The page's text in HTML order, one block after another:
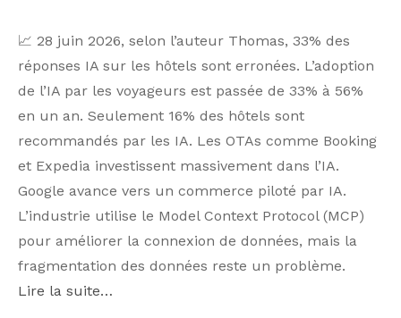
📈 28 juin 2026, selon l’auteur Thomas, 33% des
réponses IA sur les hôtels sont erronées. L’adoption
de l’IA par les voyageurs est passée de 33% à 56%
en un an. Seulement 16% des hôtels sont
recommandés par les IA. Les OTAs comme Booking
et Expedia investissent massivement dans l’IA.
Google avance vers un commerce piloté par IA.
L’industrie utilise le Model Context Protocol (MCP)
pour améliorer la connexion de données, mais la
fragmentation des données reste un problème.
Lire la suite…